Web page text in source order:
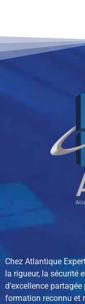
Chez Atlantique
la rigueur, la sécurité
d’excellence
formation reconnu et